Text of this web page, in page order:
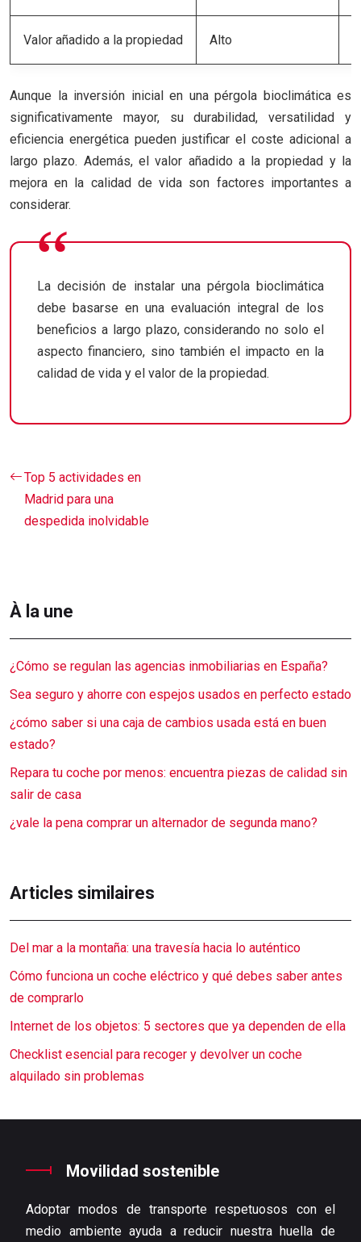
Valor añadido a la propiedad Alto
Aunque la inversión inicial en una pérgola bioclimática es
significativamente mayor, su durabilidad, versatilidad y
eficiencia energética pueden justificar el coste adicional a
largo plazo. Además, el valor añadido a la propiedad y la
mejora en la calidad de vida son factores importantes a
considerar.
La decisión de instalar una pérgola bioclimática
debe basarse en una evaluación integral de los
beneficios a largo plazo, considerando no solo el
aspecto financiero, sino también el impacto en la
calidad de vida y el valor de la propiedad.
Top 5 actividades en
Madrid para una
despedida inolvidable
À la une
¿Cómo se regulan las agencias inmobiliarias en España?
Sea seguro y ahorre con espejos usados en perfecto estado
¿cómo saber si una caja de cambios usada está en buen
estado?
Repara tu coche por menos: encuentra piezas de calidad sin
salir de casa
¿vale la pena comprar un alternador de segunda mano?
Articles similaires
Del mar a la montaña: una travesía hacia lo auténtico
Cómo funciona un coche eléctrico y qué debes saber antes
de comprarlo
Internet de los objetos: 5 sectores que ya dependen de ella
Checklist esencial para recoger y devolver un coche
alquilado sin problemas
Movilidad sostenible
Adoptar modos de transporte respetuosos con el
medio ambiente ayuda a reducir nuestra huella de